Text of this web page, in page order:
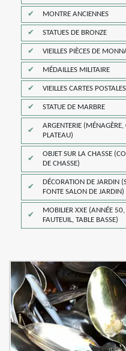
MONTRE ANCIENNES
STATUES DE BRONZE
VIEILLES PIÈCES DE
MÉDAILLES MILITAIRE
VIEILLES CARTES POSTALES
STATUE DE MARBRE
ARGENTERIE (MÉNAGÈRE,
PLATEAU)
OBJET SUR LA CHASSE
DE CHASSE)
DÉCORATION DE JARDIN
FONTE SALON DE JARDIN)
MOBILIER XXE (ANNÉE
FAUTEUIL, TABLE BASSE)